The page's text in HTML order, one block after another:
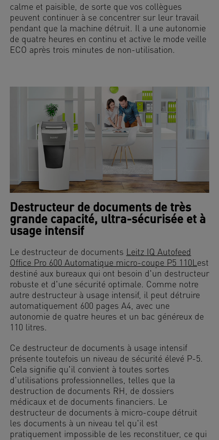
calme et paisible, de sorte que vos collègues
peuvent continuer à se concentrer sur leur travail
pendant que la machine détruit. Il a une autonomie
de quatre heures en continu et active le mode veille
ECO après trois minutes de non-utilisation.
Destructeur de documents de très
grande capacité, ultra-sécurisée et à
usage intensif
Le destructeur de documents Leitz IQ Autofeed
Office Pro 600 Automatique micro-coupe P5 110Lest
destiné aux bureaux qui ont besoin d'un destructeur
robuste et d'une sécurité optimale. Comme notre
autre destructeur à usage intensif, il peut détruire
automatiquement 600 pages A4, avec une
autonomie de quatre heures et un bac généreux de
110 litres.
Ce destructeur de documents à usage intensif
présente toutefois un niveau de sécurité élevé P-5.
Cela signifie qu'il convient à toutes sortes
d'utilisations professionnelles, telles que la
destruction de documents RH, de dossiers
médicaux et de documents financiers. Le
destructeur de documents à micro-coupe détruit
les documents à un niveau tel qu'il est
pratiquement impossible de les reconstituer, ce qui